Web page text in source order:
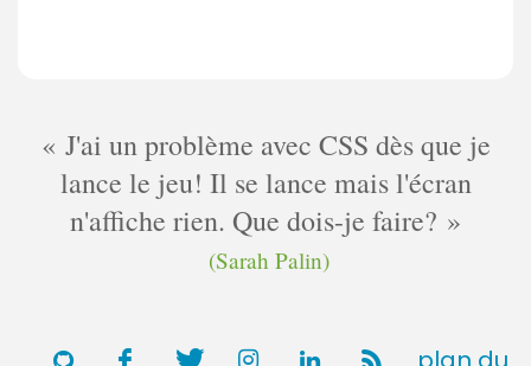
J'ai un problème avec CSS dès que je
lance le jeu! Il se lance mais l'écran
n'affiche rien. Que dois-je faire?
(Sarah Palin)